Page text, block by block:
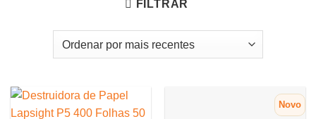
FILTRAR
Novo